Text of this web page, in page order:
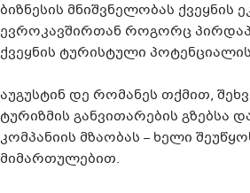
ბიზნესის მნიშვნელობას
ევროკავშირთან როგორც
ქვეყნის ტურისტული
აუგუსტინ დე რომანეს თქმით,
ტურიზმის განვითარების გზებსა
კომპანიის მზაობას – ხელი
მიმართულებით.